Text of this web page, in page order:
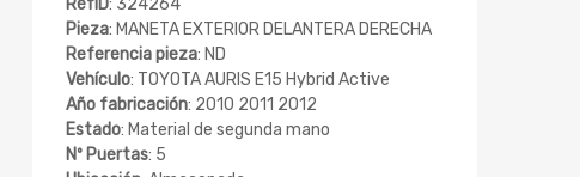
RefID: 324264
Pieza: MANETA EXTERIOR DELANTERA DERECHA
Referencia pieza: ND
Vehículo: TOYOTA AURIS E15 Hybrid Active
Año fabricación: 2010 2011 2012
Estado: Material de segunda mano
Nº Puertas: 5